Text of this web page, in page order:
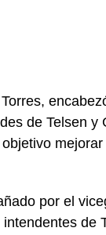
de Telsen y
por el
de